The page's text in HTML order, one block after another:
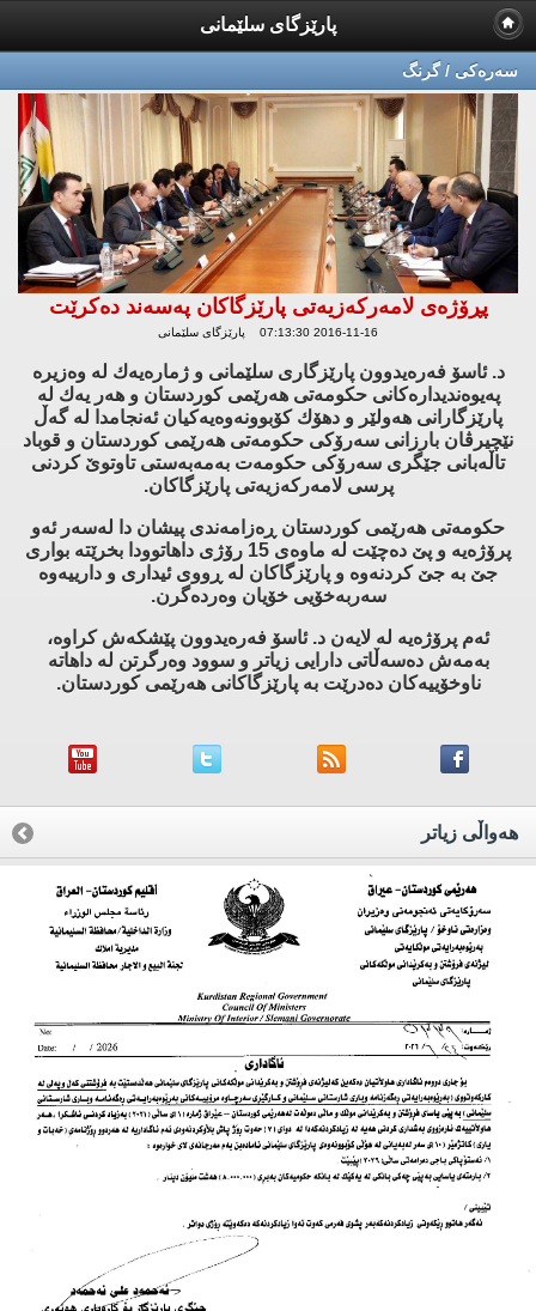
پارێزگای سلێمانی
سه‌ره‌كی / گرنگ
پڕۆژه‌ی لامه‌ركه‌زیه‌تی پارێزگاكان په‌سه‌ند ده‌كرێت
2016-11-16 07:13:30 پارێزگای سلێمانی
د. ئاسۆ فه‌ره‌یدوون پارێزگاری سلێمانی و ژماره‌یه‌ك له‌ وه‌زیره‌
په‌یوه‌ندیداره‌كانی حكومه‌تی هه‌رێمی كوردستان و هه‌ر یه‌ك له‌
پارێزگارانی هه‌ولێر و دهۆك كۆبوونه‌وه‌یه‌كیان ئه‌نجامدا له‌ گه‌ڵ
نێچیرڤان بارزانی سه‌رۆكی حكومه‌تی هه‌رێمی كوردستان و قوباد
تاڵه‌بانی جێگری سه‌رۆكی حكومه‌ت به‌مه‌به‌ستی تاوتوێ كردنی
پرسی لامه‌ركه‌زیه‌تی پارێزگاكان.
حكومه‌تی هه‌رێمی كوردستان ڕه‌زامه‌ندی پیشان دا له‌سه‌ر ئه‌و
پرۆژه‌یه‌ و پێ ده‌چێت له‌ ماوه‌ی 15 رۆژی داهاتوودا بخرێته‌ بواری
جێ به‌ جێ كردنه‌وه‌ و پارێزگاكان له‌ ڕووی ئیداری و دارییه‌وه‌
سه‌ربه‌خۆیی خۆیان وه‌رده‌گرن.
ئه‌م پرۆژه‌یه‌ له‌ لایه‌ن د. ئاسۆ فه‌ره‌یدوون پێشكه‌ش كراوه‌،
به‌مه‌ش ده‌سه‌ڵاتی دارایی زیاتر و سوود وه‌رگرتن له‌ داهاته‌
ناوخۆییه‌كان ده‌درێت به‌ پارێزگاكانی هه‌رێمی كوردستان.
هه‌واڵی زیاتر